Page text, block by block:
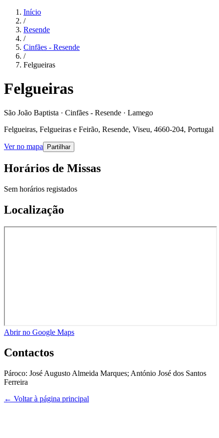
Início
/
Resende
/
Cinfães - Resende
/
Felgueiras
Felgueiras
São João Baptista · Cinfães - Resende · Lamego
Felgueiras, Felgueiras e Feirão, Resende, Viseu, 4660-204, Portugal
Ver no mapa Partilhar
Horários de Missas
Sem horários registados
Localização
Abrir no Google Maps
Contactos
Pároco: José Augusto Almeida Marques; António José dos Santos
Ferreira
← Voltar à página principal